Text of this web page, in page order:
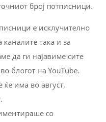
број потписници.
е исклучително
така и за
да ги најавиме сите
блогот на YouTube.
има во август,
со